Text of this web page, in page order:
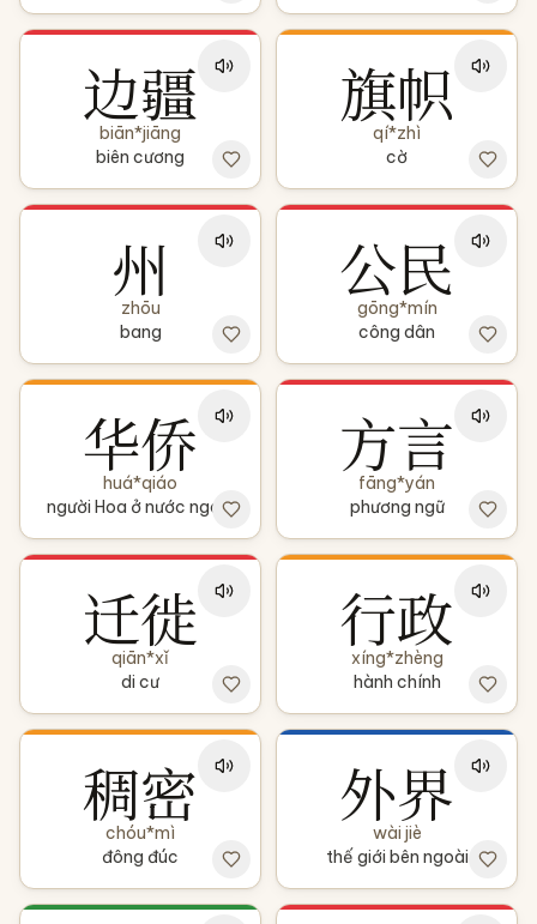
边疆
biān*jiāng
biên cương
旗帜
qí*zhì
cờ
州
zhōu
bang
公民
gōng*mín
công dân
华侨
huá*qiáo
người Hoa ở nước ngoài
方言
fāng*yán
phương ngữ
迁徙
qiān*xǐ
di cư
行政
xíng*zhèng
hành chính
稠密
chóu*mì
đông đúc
外界
wài jiè
thế giới bên ngoài